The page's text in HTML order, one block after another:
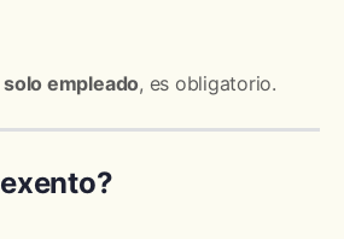
solo empleado, es obligatorio.